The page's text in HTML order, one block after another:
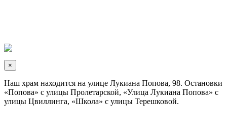
×
Наш храм находится на улице Лукиана Попова, 98. Остановки
«Попова» с улицы Пролетарской, «Улица Лукиана Попова» с
улицы Цвиллинга, «Школа» с улицы Терешковой.